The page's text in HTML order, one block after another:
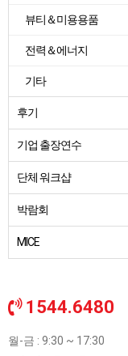
뷰티＆미용용품
전력＆에너지
기타
후기
기업 출장연수
단체 워크샵
박람회
MICE
1544.6480
월-금 : 9:30 ~ 17:30